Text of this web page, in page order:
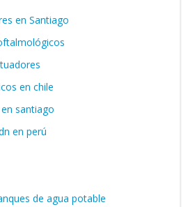
en Santiago
en chile
santiago
en perú
de agua potable